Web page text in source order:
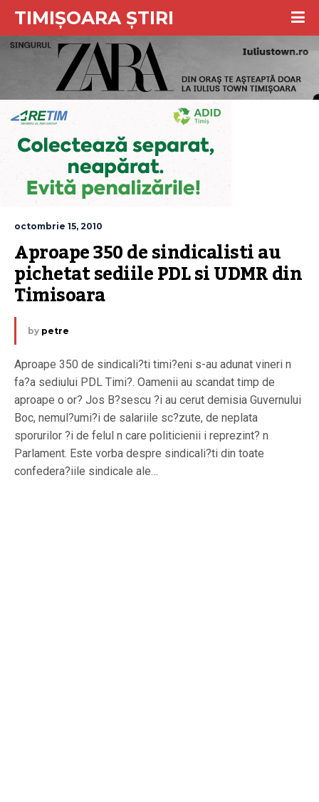
TIMIȘOARA ȘTIRI
octombrie 15, 2010
Aproape 350 de sindicalisti au
pichetat sediile PDL si UDMR din
Timisoara
by petre
Aproape 350 de sindicali?ti timi?eni s-au adunat vineri n
fa?a sediului PDL Timi?. Oamenii au scandat timp de
aproape o or? Jos B?sescu ?i au cerut demisia Guvernului
Boc, nemul?umi?i de salariile sc?zute, de neplata
sporurilor ?i de felul n care politicienii i reprezint? n
Parlament. Este vorba despre sindicali?ti din toate
confedera?iile sindicale ale…